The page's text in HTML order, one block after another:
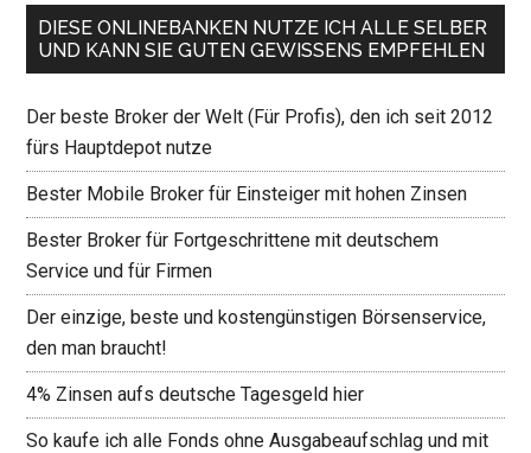
DIESE ONLINEBANKEN NUTZE ICH ALLE SELBER
UND KANN SIE GUTEN GEWISSENS EMPFEHLEN
Der beste Broker der Welt (Für Profis), den ich seit 2012
fürs Hauptdepot nutze
Bester Mobile Broker für Einsteiger mit hohen Zinsen
Bester Broker für Fortgeschrittene mit deutschem
Service und für Firmen
Der einzige, beste und kostengünstigen Börsenservice,
den man braucht!
4% Zinsen aufs deutsche Tagesgeld hier
So kaufe ich alle Fonds ohne Ausgabeaufschlag und mit